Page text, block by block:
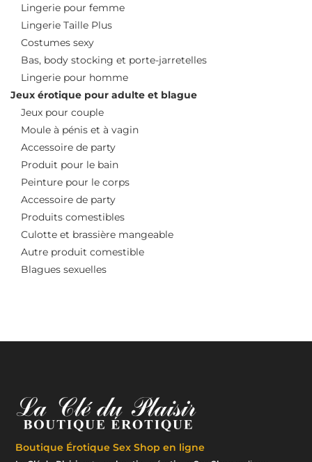
Lingerie pour femme
Lingerie Taille Plus
Costumes sexy
Bas, body stocking et porte-jarretelles
Lingerie pour homme
Jeux érotique pour adulte et blague
Jeux pour couple
Moule à pénis et à vagin
Accessoire de party
Produit pour le bain
Peinture pour le corps
Accessoire de party
Produits comestibles
Culotte et brassière mangeable
Autre produit comestible
Blagues sexuelles
Boutique Érotique Sex Shop en ligne